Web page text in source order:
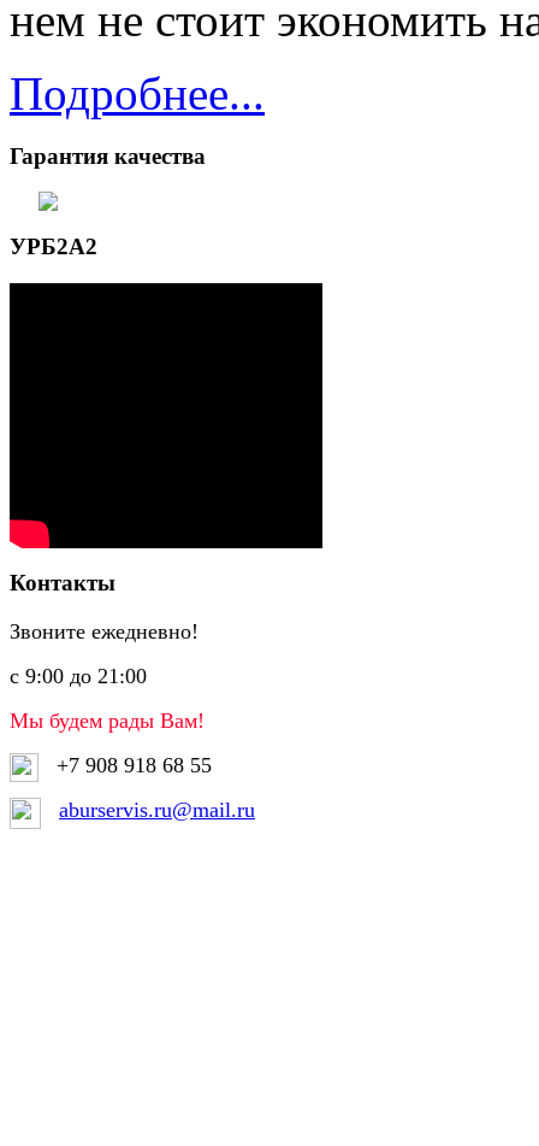
нем не стоит экономить
Подробнее...
Гарантия качества
УРБ2А2
Контакты
Звоните ежедневно!
с 9:00 до 21:00
Мы будем рады Вам!
+7 908 918 68 55
aburservis.ru@mail.ru